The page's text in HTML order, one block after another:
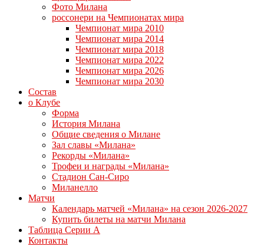
Фото Милана
россонери на Чемпионатах мира
Чемпионат мира 2010
Чемпионат мира 2014
Чемпионат мира 2018
Чемпионат мира 2022
Чемпионат мира 2026
Чемпионат мира 2030
Состав
о Клубе
Форма
История Милана
Общие сведения о Милане
Зал славы «Милана»
Рекорды «Милана»
Трофеи и награды «Милана»
Стадион Сан-Сиро
Миланелло
Матчи
Календарь матчей «Милана» на сезон 2026-2027
Купить билеты на матчи Милана
Таблица Серии А
Контакты